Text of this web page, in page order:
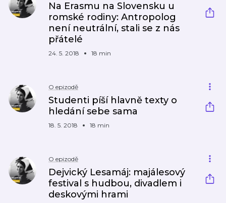
Na Erasmu na Slovensku u
romské rodiny: Antropolog
není neutrální, stali se z nás
přátelé
24. 5. 2018 18 min
O epizodě
Studenti píší hlavně texty o
hledání sebe sama
18. 5. 2018 18 min
O epizodě
Dejvický Lesamáj: majálesový
festival s hudbou, divadlem i
deskovými hrami